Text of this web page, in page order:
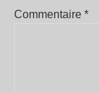
Commentaire *